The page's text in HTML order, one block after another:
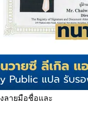
ลายมือชื่อและ